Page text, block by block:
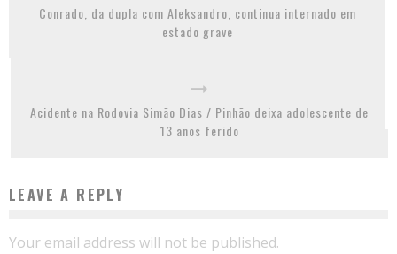
Conrado, da dupla com Aleksandro, continua internado em
estado grave
Acidente na Rodovia Simão Dias / Pinhão deixa adolescente de
13 anos ferido
LEAVE A REPLY
Your email address will not be published.